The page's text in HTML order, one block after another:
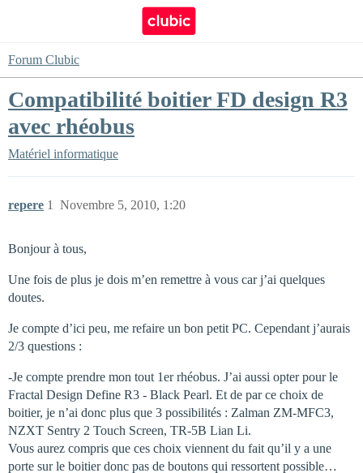
Forum Clubic
Compatibilité boitier FD design R3
avec rhéobus
Matériel informatique
repere Novembre 5, 2010, 1:20
1
Bonjour à tous,
Une fois de plus je dois m’en remettre à vous car j’ai quelques
doutes.
Je compte d’ici peu, me refaire un bon petit PC. Cependant j’aurais
2/3 questions :
-Je compte prendre mon tout 1er rhéobus. J’ai aussi opter pour le
Fractal Design Define R3 - Black Pearl. Et de par ce choix de
boitier, je n’ai donc plus que 3 possibilités : Zalman ZM-MFC3,
NZXT Sentry 2 Touch Screen, TR-5B Lian Li.
Vous aurez compris que ces choix viennent du fait qu’il y a une
porte sur le boitier donc pas de boutons qui ressortent possible…